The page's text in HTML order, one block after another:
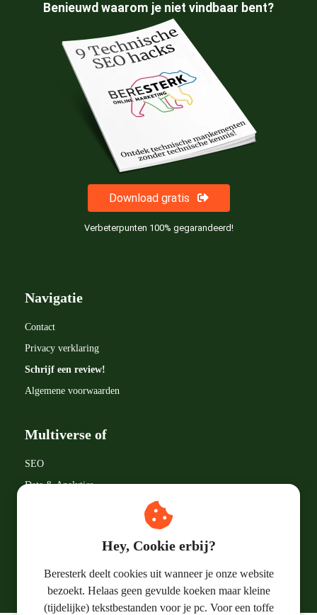
Benieuwd waarom je niet vindbaar bent?
Download gratis
Verbeterpunten 100% gegarandeerd!
Navigatie
Contact
Privacy verklaring
Schrijf een review!
Algemene voorwaarden
Multiverse of
SEO
Data & Analytics
Hey, Cookie erbij?
Beresterk deelt cookies uit wanneer je onze website
bezoekt. Helaas geen gevulde koeken maar kleine
(tijdelijke) tekstbestanden voor je pc. Voor een toffe